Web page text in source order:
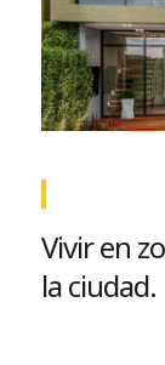
Vivir en
la ciudad.